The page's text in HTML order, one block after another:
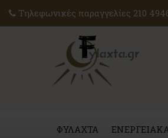
Τηλεφωνικές παραγγελίες 210
ΦΥΛΑΧΤΑ